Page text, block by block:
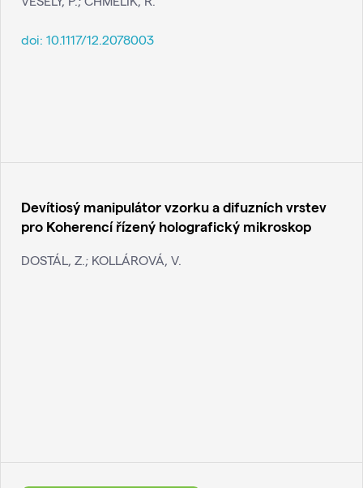
doi: 10.1117/12.2078003
Devítiosý manipulátor vzorku a difuzních vrstev
pro Koherencí řízený holografický mikroskop
DOSTÁL, Z.; KOLLÁROVÁ, V.